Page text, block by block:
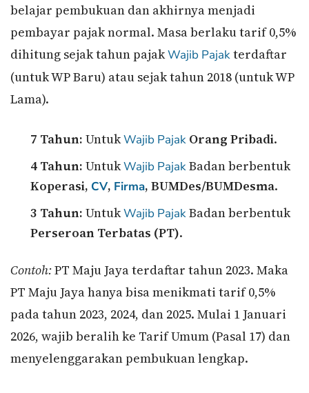
belajar pembukuan dan akhirnya menjadi
pembayar pajak normal. Masa berlaku tarif 0,5%
dihitung sejak tahun pajakWajib Pajakterdaftar
(untuk WP Baru) atau sejak tahun 2018 (untuk WP
Lama).
7 Tahun: UntukWajib Pajak Orang Pribadi.
4 Tahun: UntukWajib PajakBadan berbentuk
Koperasi, CV, Firma, BUMDes/BUMDesma.
3 Tahun: UntukWajib PajakBadan berbentuk
Perseroan Terbatas (PT).
Contoh:PT Maju Jaya terdaftar tahun 2023. Maka
PT Maju Jaya hanya bisa menikmati tarif 0,5%
pada tahun 2023, 2024, dan 2025. Mulai 1 Januari
2026, wajib beralih ke Tarif Umum (Pasal 17) dan
menyelenggarakan pembukuan lengkap.